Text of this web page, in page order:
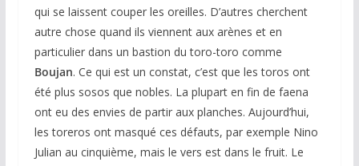
qui se laissent couper les oreilles. D’autres cherchent
autre chose quand ils viennent aux arènes et en
particulier dans un bastion du toro-toro comme
Boujan. Ce qui est un constat, c’est que les toros ont
été plus sosos que nobles. La plupart en fin de faena
ont eu des envies de partir aux planches. Aujourd’hui,
les toreros ont masqué ces défauts, par exemple Nino
Julian au cinquième, mais le vers est dans le fruit. Le